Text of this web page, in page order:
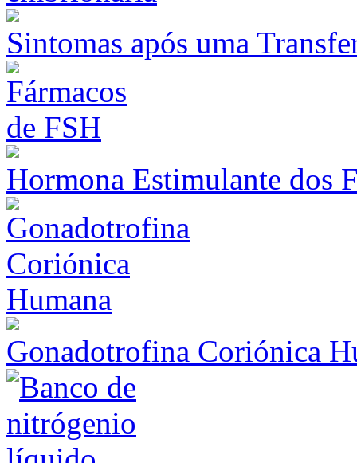
Sintomas após uma
Hormona Estimulante dos
Gonadotrofina Coriónica